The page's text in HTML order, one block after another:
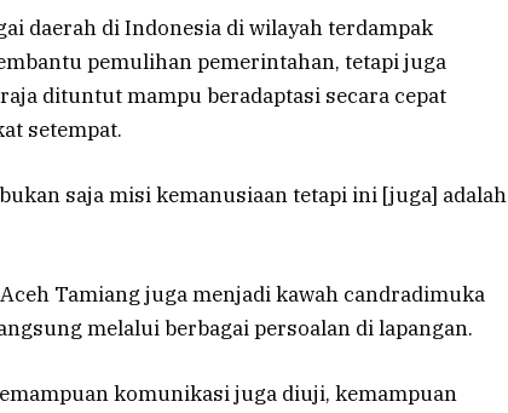
daerah di Indonesia di wilayah terdampak
pemulihan pemerintahan, tetapi juga
dituntut mampu beradaptasi secara cepat
setempat.
saja misi kemanusiaan tetapi ini [juga] adalah
Tamiang juga menjadi kawah candradimuka
melalui berbagai persoalan di lapangan.
komunikasi juga diuji, kemampuan